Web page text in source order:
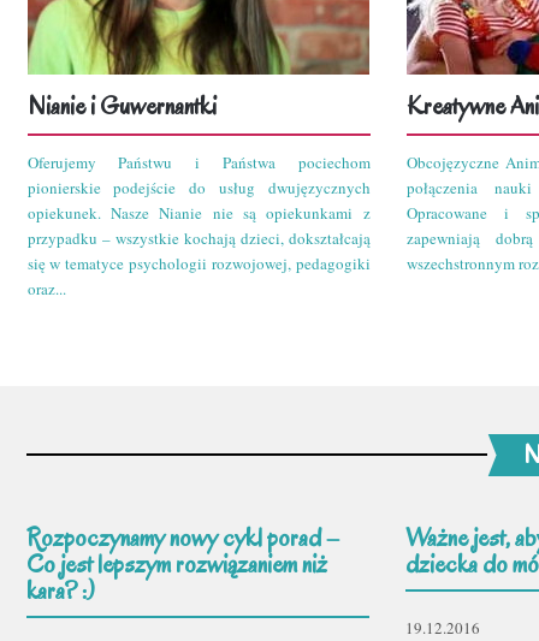
Nianie i Guwernantki
Oferujemy Państwu i Państwa pociechom
pionierskie podejście do usług dwujęzycznych
opiekunek. Nasze Nianie nie są opiekunkami z
przypadku – wszystkie kochają dzieci, dokształcają
się w tematyce psychologii rozwojowej, pedagogiki
oraz...
Kreatywne
Obcojęzyczne
połączenia
Opracowane i
zapewniają
wszechstronnym
Rozpoczynamy nowy cykl porad –
Co jest lepszym rozwiązaniem niż
kara? :)
Ważne jest,
dziecka do
19.12.2016